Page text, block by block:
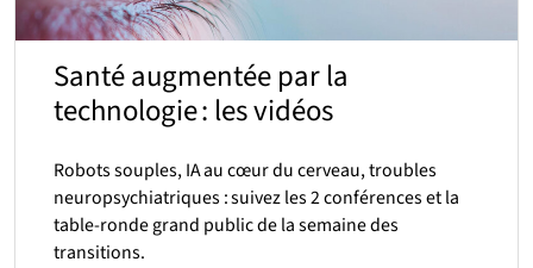
Santé augmentée par la
technologie : les vidéos
Robots souples, IA au cœur du cerveau, troubles
neuropsychiatriques : suivez les 2 conférences et la
table-ronde grand public de la semaine des
transitions.